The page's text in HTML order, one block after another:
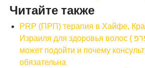
Читайте также
PRP (ПРП) терапия в Хайфе,
Израиля для здоровья волос ( טיפול פרפ ): кому она
может подойти и почему
обязательна